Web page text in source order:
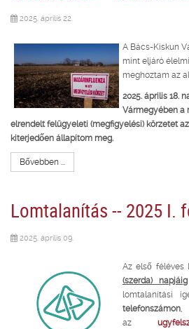
2025. április 22.
A Bács-Kiskun
mint eljáró
meghoztam az
2025. április 18.
Vármegyében a
elrendelt felügyeleti (megfigyelési) körzetet
kiterjedően állapítom meg.
Bővebben ...
Lomtalanítás -- 2025 I.
2025. április 09.
Az első
(szerda) napjáig
lomtalanítási
telefonszámon
az